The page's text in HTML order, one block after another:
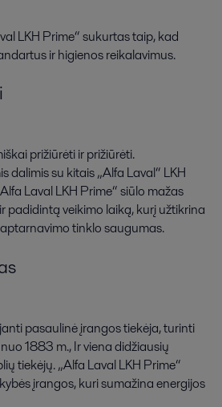
LKH Prime“ sukurtas taip, kad
ir higienos reikalavimus.
prižiūrėti ir prižiūrėti.
dalimis su kitais „Alfa Laval“ LKH
Laval LKH Prime“ siūlo mažas
padidintą veikimo laiką, kurį užtikrina
tinklo saugumas.
pasaulinė įrangos tiekėja, turinti
1883 m., Ir viena didžiausių
tiekėjų. „Alfa Laval LKH Prime“
įrangos, kuri sumažina energijos